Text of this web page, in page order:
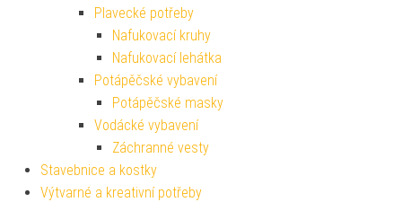
Plavecké potřeby
Nafukovací kruhy
Nafukovací lehátka
Potápěčské vybavení
Potápěčské masky
Vodácké vybavení
Záchranné vesty
Stavebnice a kostky
Výtvarné a kreativní potřeby